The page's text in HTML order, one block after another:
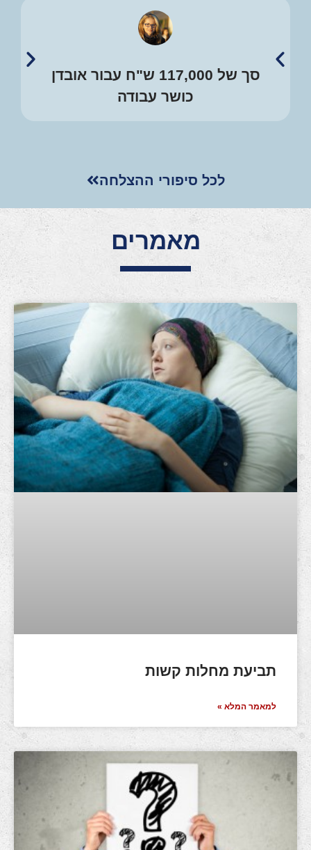
סך של 117,000 ש"ח עבור אובדן
כושר עבודה
לכל סיפורי ההצלחה
מאמרים
תביעת מחלות קשות
למאמר המלא »